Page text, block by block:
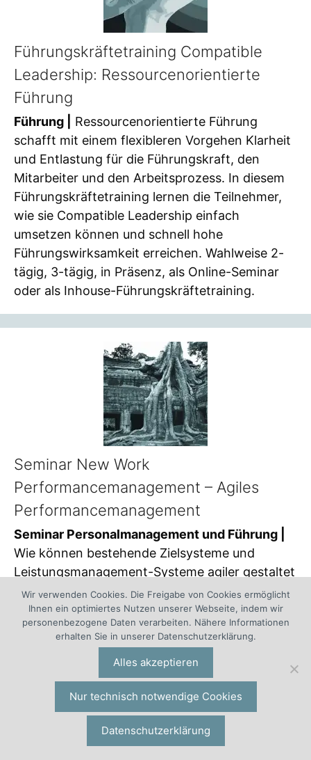
Führungskräftetraining Compatible
Leadership: Ressourcenorientierte
Führung
Führung |
Ressourcenorientierte Führung
schafft mit einem flexibleren Vorgehen Klarheit
und Entlastung für die Führungskraft, den
Mitarbeiter und den Arbeitsprozess. In diesem
Führungskräftetraining lernen die Teilnehmer,
wie sie Compatible Leadership einfach
umsetzen können und schnell hohe
Führungswirksamkeit erreichen. Wahlweise 2-
tägig, 3-tägig, in Präsenz, als Online-Seminar
oder als Inhouse-Führungskräftetraining.
Seminar New Work
Performancemanagement – Agiles
Performancemanagement
Seminar Personalmanagement und Führung |
Wie können bestehende Zielsysteme und
Leistungsmanagement-Systeme agiler gestaltet
werden? Wie etabliert man ein agiles
Performancemanagement? Welche
Unterstützung kann das Personalmanagement
für ein New Work Performancemanagement
leisten? Wie verknüpft man es mit Scrum,
Kanban, Design Thinking, Lean, Lean Startup,
OKR, Dailies, Sprint Goals, Annual Goals,
Seminar Antworten auf diese Fragen und direkt
Wir verwenden Cookies. Die Freigabe von Cookies ermöglicht
Ihnen ein optimiertes Nutzen unserer Webseite, indem wir
personenbezogene Daten verarbeiten. Nähere Informationen
erhalten Sie in unserer Datenschutzerklärung.
Alles akzeptieren
Nur technisch notwendige Cookies
Datenschutzerklärung